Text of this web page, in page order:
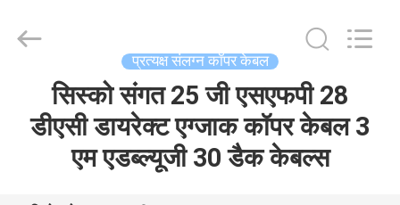
Technology
Co.,Ltd..
प्रत्यक्ष संलग्न कॉपर केबल
सिस्को संगत 25 जी एसएफपी 28
डीएसी डायरेक्ट एग्जाक कॉपर केबल 3
एम एडब्ल्यूजी 30 डैक केबल्स